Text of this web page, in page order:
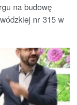
na budowę
nr 315 w